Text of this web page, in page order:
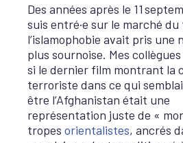
Des années après le 11
suis entré·e sur le marché
l’islamophobie avait pris une
plus sournoise. Mes
si le dernier film montrant la
terroriste dans ce qui
être l’Afghanistan était une
représentation juste de «
tropes orientalistes, ancrés